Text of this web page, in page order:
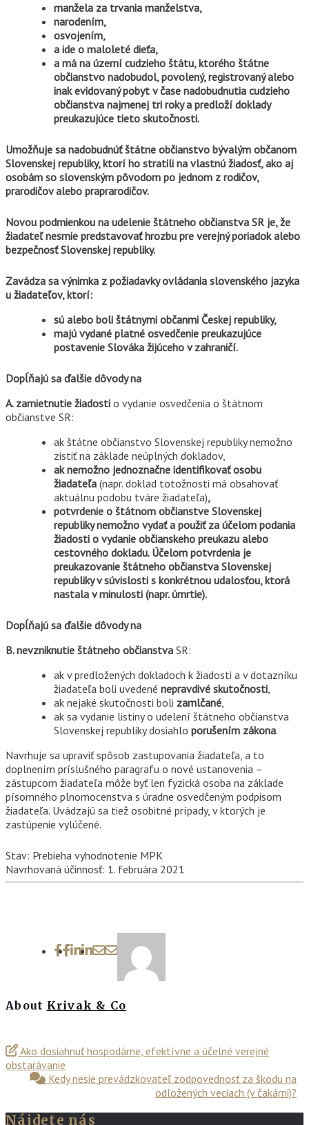
manžela za trvania manželstva,
narodením,
osvojením,
a ide o maloleté dieťa,
a má na území cudzieho štátu, ktorého štátne
občianstvo nadobudol, povolený, registrovaný alebo
inak evidovaný pobyt v čase nadobudnutia cudzieho
občianstva najmenej tri roky a predloží doklady
preukazujúce tieto skutočnosti.
Umožňuje sa nadobudnúť štátne občianstvo bývalým občanom
Slovenskej republiky, ktorí ho stratili na vlastnú žiadosť, ako aj
osobám so slovenským pôvodom po jednom z rodičov,
prarodičov alebo praprarodičov.
Novou podmienkou na udelenie štátneho občianstva SR je, že
žiadateľ nesmie predstavovať hrozbu pre verejný poriadok alebo
bezpečnosť Slovenskej republiky.
Zavádza sa výnimka z požiadavky ovládania slovenského jazyka
u žiadateľov, ktorí:
sú alebo boli štátnymi občanmi Českej republiky,
majú vydané platné osvedčenie preukazujúce
postavenie Slováka žijúceho v zahraničí.
Dopĺňajú sa ďalšie dôvody na
A. zamietnutie žiadosti o vydanie osvedčenia o štátnom
občianstve SR:
ak štátne občianstvo Slovenskej republiky nemožno
zistiť na základe neúplných dokladov,
ak nemožno jednoznačne identifikovať osobu
žiadateľa (napr. doklad totožnosti má obsahovať
aktuálnu podobu tváre žiadateľa),
potvrdenie o štátnom občianstve Slovenskej
republiky nemožno vydať a použiť za účelom podania
žiadosti o vydanie občianskeho preukazu alebo
cestovného dokladu. Účelom potvrdenia je
preukazovanie štátneho občianstva Slovenskej
republiky v súvislosti s konkrétnou udalosťou, ktorá
nastala v minulosti (napr. úmrtie).
Dopĺňajú sa ďalšie dôvody na
B. nevzniknutie štátneho občianstva SR:
ak v predložených dokladoch k žiadosti a v dotazníku
žiadateľa boli uvedené nepravdivé skutočnosti
ak nejaké skutočnosti boli zamlčané
ak sa vydanie listiny o udelení štátneho občianstva
Slovenskej republiky dosiahlo porušením zákona.
Navrhuje sa upraviť spôsob zastupovania žiadateľa, a to
doplnením príslušného paragrafu o nové ustanovenia –
zástupcom žiadateľa môže byť len fyzická osoba na základe
písomného plnomocenstva s úradne osvedčeným podpisom
žiadateľa. Uvádzajú sa tiež osobitné prípady, v ktorých je
zastúpenie vylúčené.
Stav: Prebieha vyhodnotenie MPK
Navrhovaná účinnosť: 1. februára 2021
About Krivak & Co
Ako dosiahnuť hospodárne, efektívne a účelné verejné
obstarávanie
Kedy nesie prevádzkovateľ zodpovednosť za škodu na
odložených veciach (v čakárni)?
Nájdete nás